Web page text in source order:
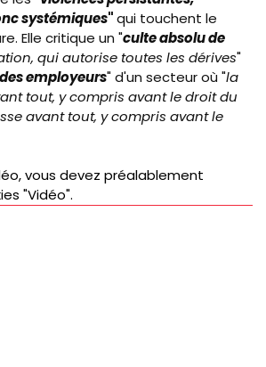
systémiques"qui touchent le
Elle critique un "culte absolu de
qui autorise toutes les dérives"
employeurs" d'un secteur où "la
tout, y compris avant le droit du
avant tout, y compris avant le
vous devez préalablement
"Vidéo".